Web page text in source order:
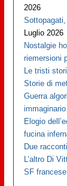
2026
Luglio 2026
Nostalgie
riemersioni
Le tristi
Storie di
Guerra
immaginario
Elogio
fucina
Due
L’altro Di
SF